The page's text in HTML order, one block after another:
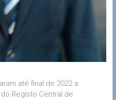
até final de 2022 a
Registo Central de